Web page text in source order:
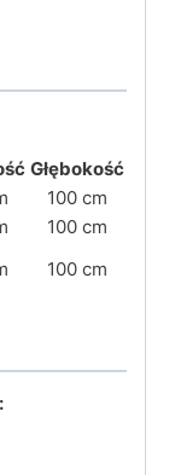
Głębokość
100 cm
100 cm
100 cm